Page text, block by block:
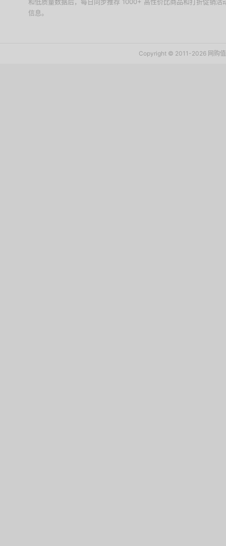
信息。
Copyright © 2011-2026 网购